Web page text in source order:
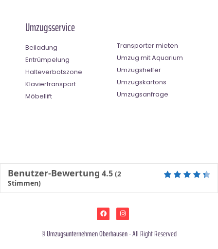
Umzugsservice
Beiladung
Entrümpelung
Halteverbotszone
Klaviertransport
Möbellift
Transporter mieten
Umzug mit Aquarium
Umzugshelfer
Umzugskartons
Umzugsanfrage
Benutzer-Bewertung 4.5 (2
Stimmen)
©Umzugsunternehmen Oberhausen- All Right Reserved